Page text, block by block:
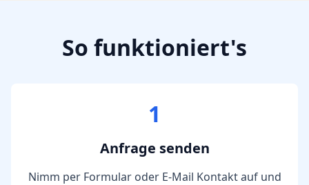
So funktioniert's
1
Anfrage senden
Nimm per Formular oder E-Mail Kontakt auf und